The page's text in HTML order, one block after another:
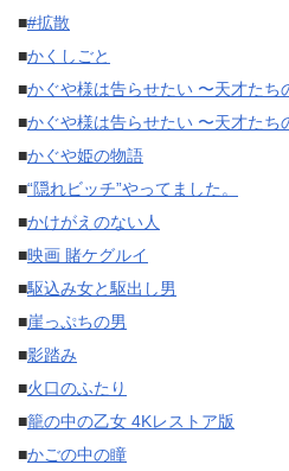
■#拡散
■かくしごと
■かぐや様は告らせたい 〜天才たち
■かぐや様は告らせたい 〜天才たち
■かぐや姫の物語
■“隠れビッチ”やってました。
■かけがえのない人
■映画 賭ケグルイ
■駆込み女と駆出し男
■崖っぷちの男
■影踏み
■火口のふたり
■籠の中の乙女 4Kレストア版
■かごの中の瞳